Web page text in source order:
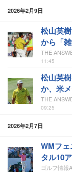
2026年2月9日
松山英
から「雑
THE
11:45
松山英
か、米
THE
09:25
2026年2月7日
WMフ
タル10
ゴルフ情報